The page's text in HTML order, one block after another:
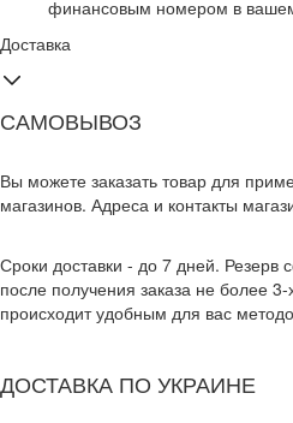
финансовым номером в
Доставка
САМОВЫВОЗ
Вы можете заказать товар для
магазинов. Адреса и контакты
Сроки доставки - до 7 дней. Резерв
после получения заказа не более
происходит удобным для вас
ДОСТАВКА ПО УКРАИНЕ